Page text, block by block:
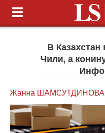
В Казахстан
Чили, а
Жанна ШАМСУТДИНОВА